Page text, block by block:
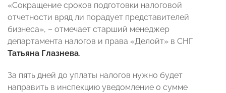
«Сокращение сроков подготовки налоговой
отчетности вряд ли порадует представителей
бизнеса», – отмечает старший менеджер
департамента налогов и права «Делойт» в СНГ
Татьяна Глазнева.
За пять дней до уплаты налогов нужно будет
направить в инспекцию уведомление о сумме